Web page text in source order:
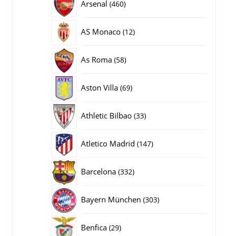
Arsenal 460460
AS Monaco 1212
As Roma 5858
Aston Villa 6969
Athletic Bilbao 3333
Atletico Madrid 147147
Barcelona 332332
Bayern München 303303
Benfica 2929